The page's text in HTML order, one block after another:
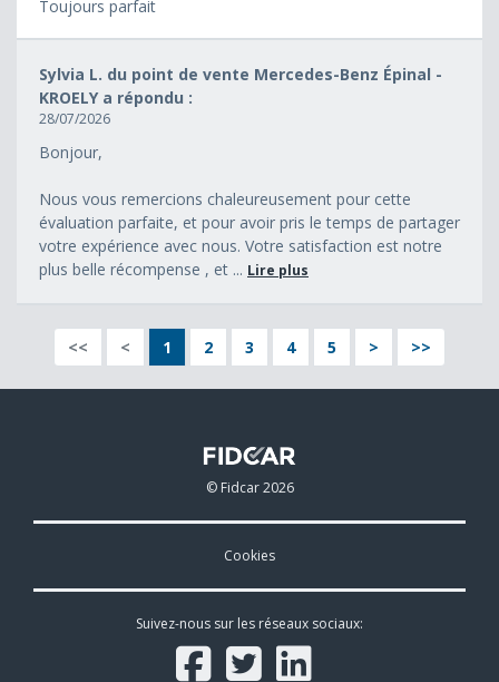
Toujours parfait
Sylvia L. du point de vente Mercedes-Benz Épinal -
KROELY a répondu :
28/07/2026
Bonjour,
Nous vous remercions chaleureusement pour cette
évaluation parfaite, et pour avoir pris le temps de partager
votre expérience avec nous. Votre satisfaction est notre
plus belle récompense , et ... Lire plus
<< < 1 2 3 4 5 > >>
© Fidcar 2026
Cookies
Suivez-nous sur les réseaux sociaux: